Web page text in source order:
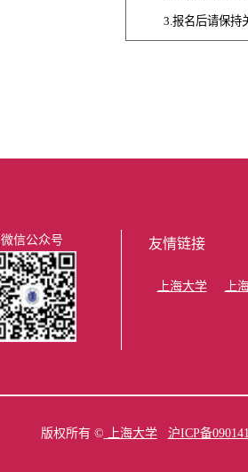
3.报名后请保持
微信公众号 友情链接
上海大学 上
版权所有 © 上海大学 沪ICP备